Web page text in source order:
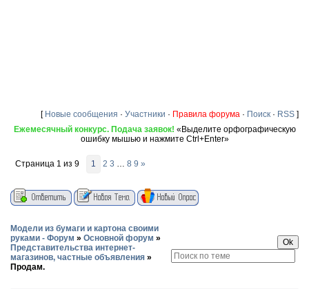
[ Новые сообщения · Участники · Правила форума · Поиск · RSS ]
Ежемесячный конкурс. Подача заявок! «Выделите орфографическую
ошибку мышью и нажмите Ctrl+Enter»
Страница 1 из 9 1 2 3 … 8 9 »
Модели из бумаги и картона своими
руками - Форум » Основной форум »
Представительства интернет-
магазинов, частные объявления »
Продам.